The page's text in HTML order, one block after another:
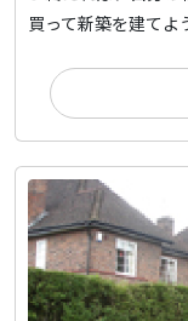
買って新築を建て